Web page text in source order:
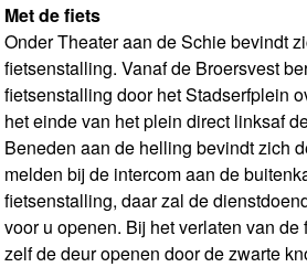
Met de fiets
Onder Theater aan de Schie bevindt
fietsenstalling. Vanaf de Broersvest
fietsenstalling door het Stadserfplein
het einde van het plein direct linksaf
Beneden aan de helling bevindt zich
melden bij de intercom aan de
fietsenstalling, daar zal de
voor u openen. Bij het verlaten van
zelf de deur openen door de zwarte